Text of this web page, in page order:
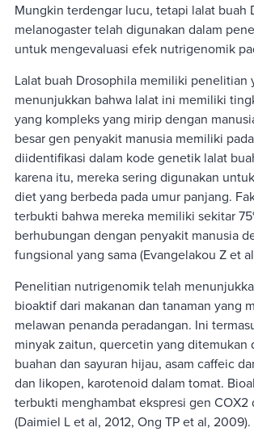
Mungkin terdengar lucu, tetapi lalat buah
melanogaster telah digunakan dalam
untuk mengevaluasi efek nutrigenomik
Lalat buah Drosophila memiliki penelitian
menunjukkan bahwa lalat ini memiliki
yang kompleks yang mirip dengan
besar gen penyakit manusia memiliki
diidentifikasi dalam kode genetik lalat
karena itu, mereka sering digunakan
diet yang berbeda pada umur panjang.
terbukti bahwa mereka memiliki sekitar
berhubungan dengan penyakit manusia
fungsional yang sama (Evangelakou Z et
Penelitian nutrigenomik telah
bioaktif dari makanan dan tanaman yang
melawan penanda peradangan. Ini
minyak zaitun, quercetin yang ditemukan
buahan dan sayuran hijau, asam caffeic
dan likopen, karotenoid dalam tomat.
terbukti menghambat ekspresi gen COX2
(Daimiel L et al, 2012, Ong TP et al, 2009).